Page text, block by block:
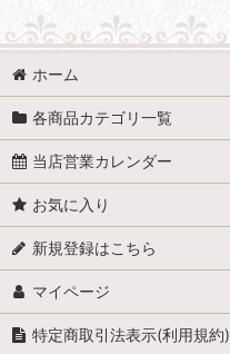
ホーム
各商品カテゴリ一覧
当店営業カレンダー
お気に入り
新規登録はこちら
マイページ
特定商取引法表示(利用規約)